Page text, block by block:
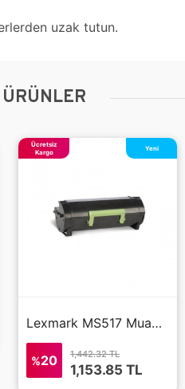
uzak tutun.
Lexmark MS517 Muadil Toner Yüksek Kalite 2500 Sayfa 51B5H00
Ücretsiz
Kargo
Yeni
%20 1,442.32 TL
1,153.85 TL